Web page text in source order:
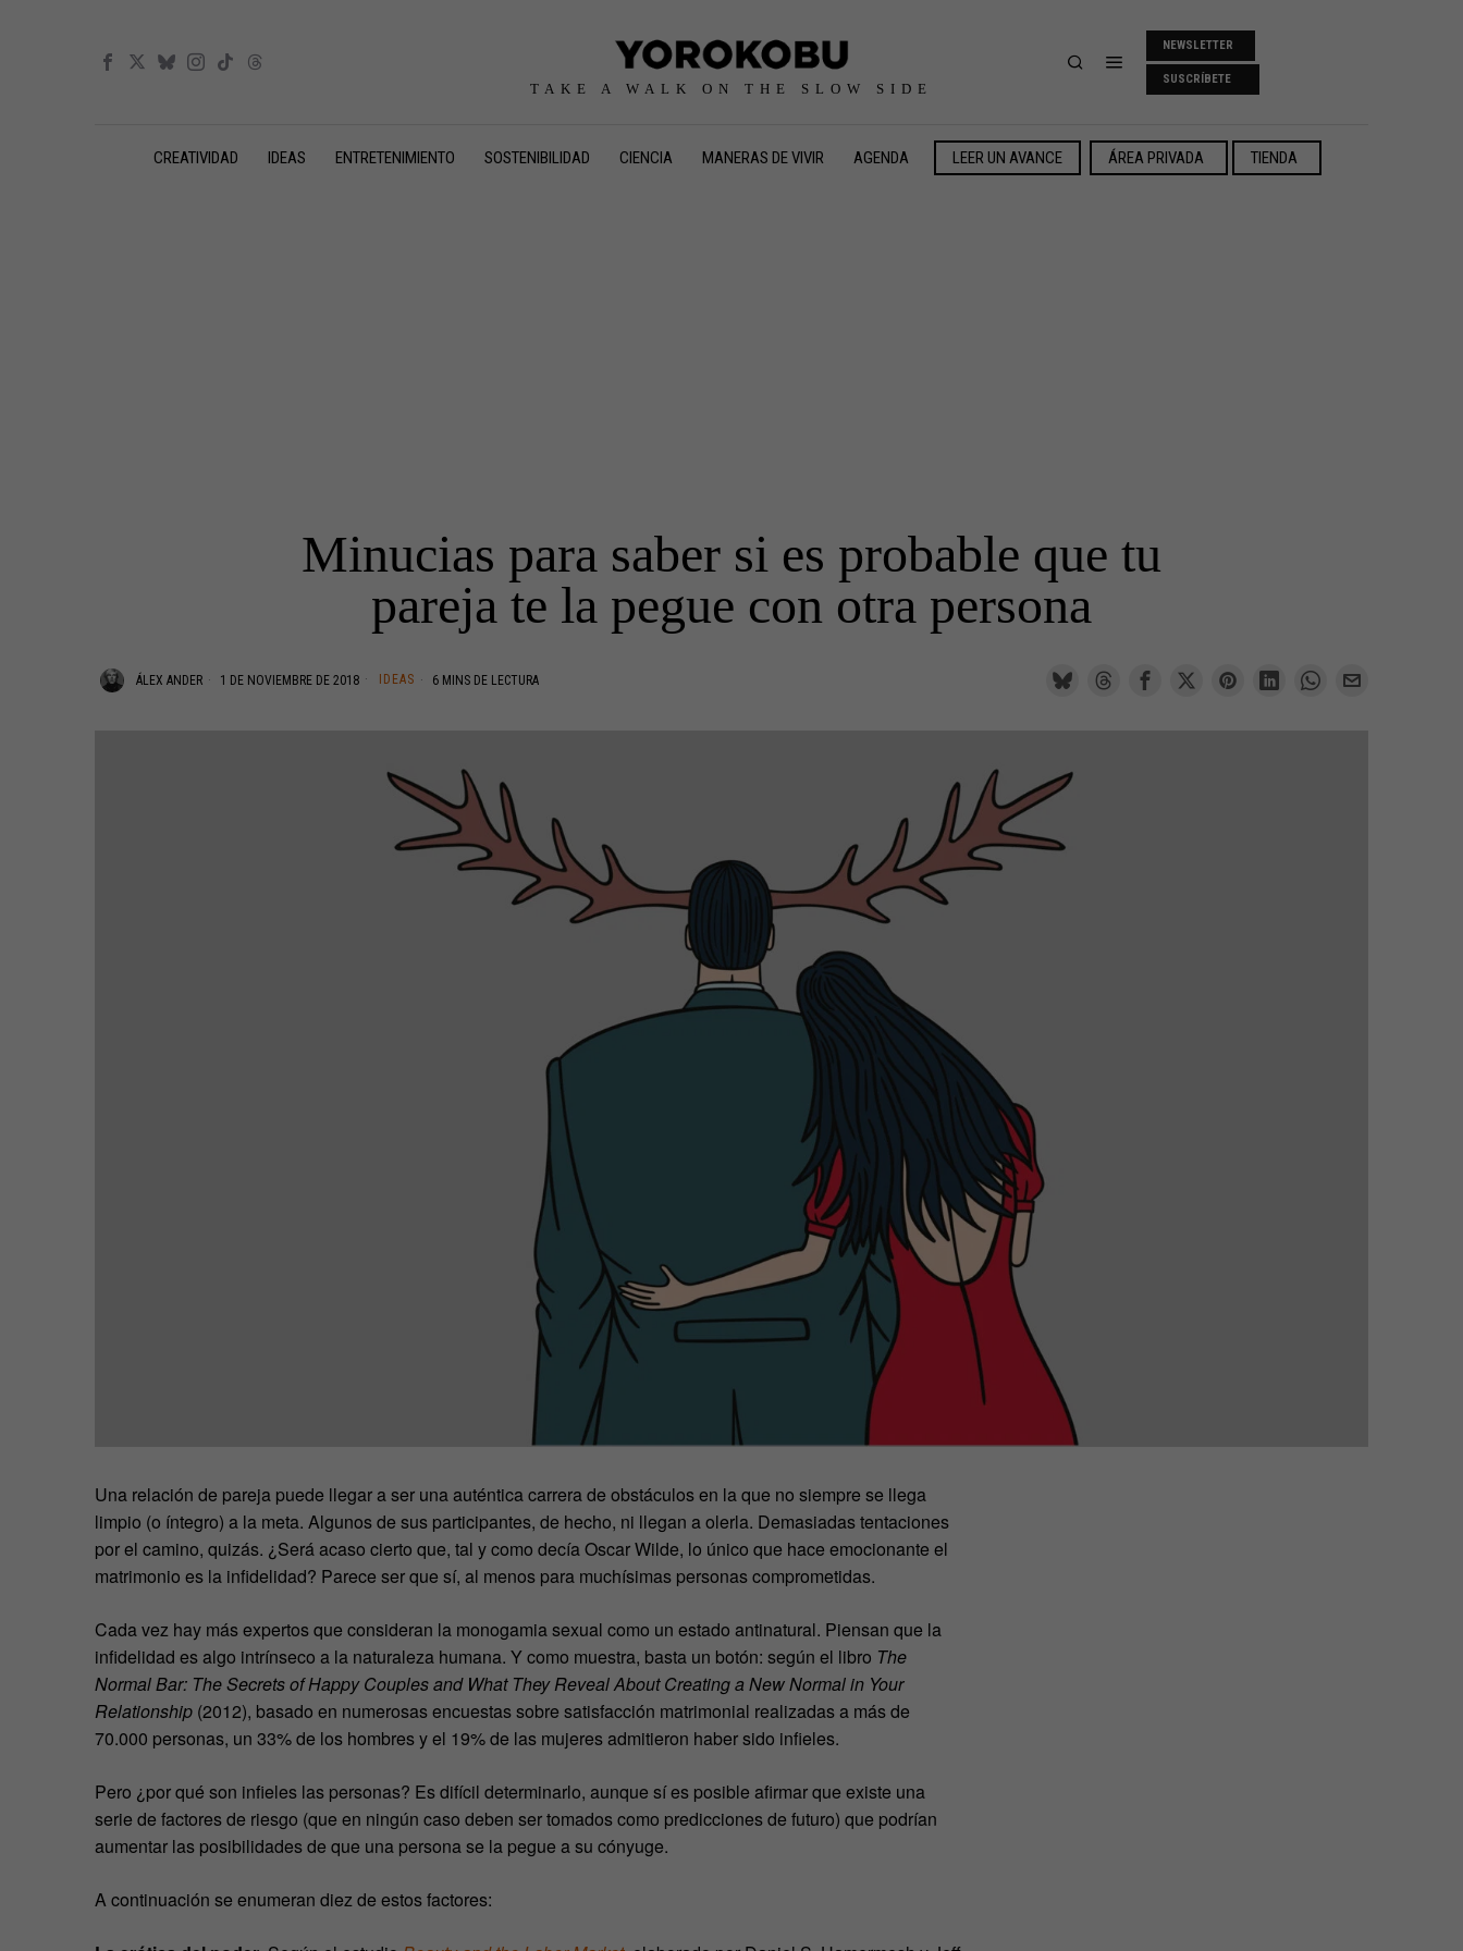
TAKE A WALK ON THE SLOW SIDE
NEWSLETTER
SUSCRÍBETE
CREATIVIDAD IDEAS ENTRETENIMIENTO SOSTENIBILIDAD CIENCIA MANERAS DE VIVIR AGENDA LEER UN AVANCE ÁREA PRIVADA TIENDA
Minucias para saber si es probable que tu
pareja te la pegue con otra persona
ÁLEX ANDER 1 DE NOVIEMBRE DE 2018 IDEAS 6 MINS DE LECTURA
Una relación de pareja puede llegar a ser una auténtica carrera de obstáculos en la que no siempre se llega
limpio (o íntegro) a la meta. Algunos de sus participantes, de hecho, ni llegan a olerla. Demasiadas tentaciones
por el camino, quizás. ¿Será acaso cierto que, tal y como decía Oscar Wilde, lo único que hace emocionante el
matrimonio es la infidelidad? Parece ser que sí, al menos para muchísimas personas comprometidas.
Cada vez hay más expertos que consideran la monogamia sexual como un estado antinatural. Piensan que la
infidelidad es algo intrínseco a la naturaleza humana. Y como muestra, basta un botón: según el libro The
Normal Bar: The Secrets of Happy Couples and What They Reveal About Creating a New Normal in Your
Relationship (2012), basado en numerosas encuestas sobre satisfacción matrimonial realizadas a más de
70.000 personas, un 33% de los hombres y el 19% de las mujeres admitieron haber sido infieles.
Pero ¿por qué son infieles las personas? Es difícil determinarlo, aunque sí es posible afirmar que existe una
serie de factores de riesgo (que en ningún caso deben ser tomados como predicciones de futuro) que podrían
aumentar las posibilidades de que una persona se la pegue a su cónyuge.
A continuación se enumeran diez de estos factores: